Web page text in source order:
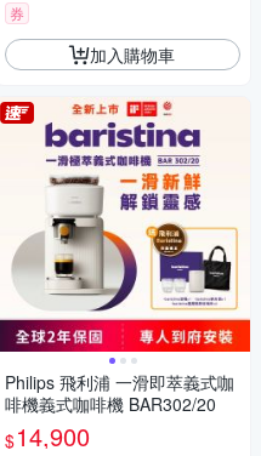
券
加入購物車
Philips 飛利浦 一滑即萃義式咖
啡機義式咖啡機 BAR302/20
$14,900